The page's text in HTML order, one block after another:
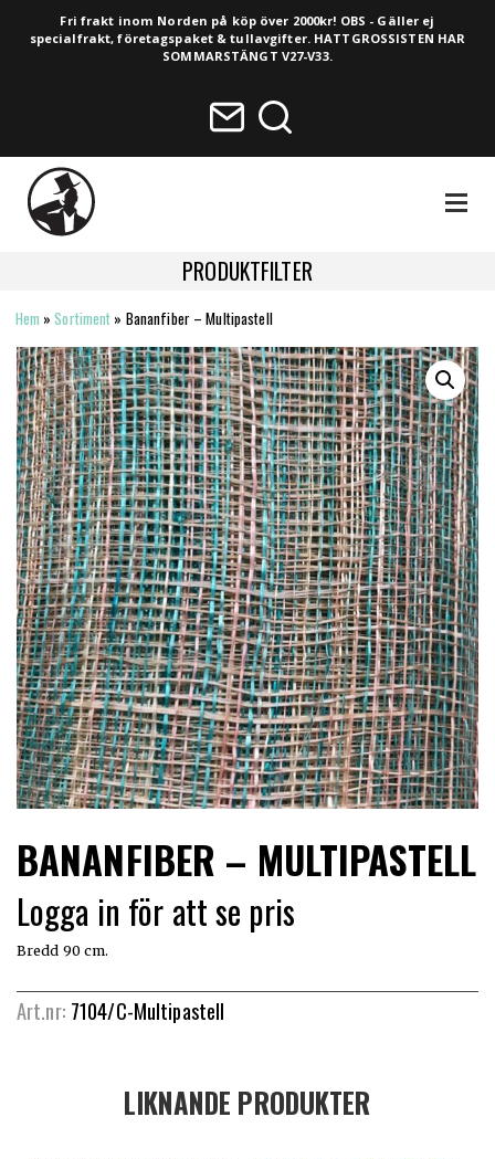
Fri frakt inom Norden på köp över 2000kr! OBS - Gäller ej
specialfrakt, företagspaket & tullavgifter. HATTGROSSISTEN HAR
SOMMARSTÄNGT V27-V33.
PRODUKTFILTER
HELA SORTIMENTET
NYHETER
VINTAGE
LIMITERADE
UTGÅENDE
Hem »Sortiment » Bananfiber – Multipastell
BANANFIBER – MULTIPASTELL
Logga in för att se pris
Bredd 90 cm.
Art.nr: 7104/C-Multipastell
LIKNANDE PRODUKTER